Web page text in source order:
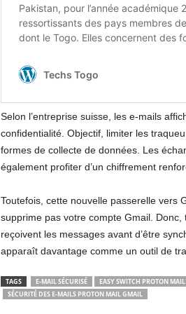
Selon l’entreprise suisse, les e-mails
confidentialité. Objectif, limiter les
formes de collecte de données. Les
également profiter d’un chiffrement
Toutefois, cette nouvelle passerelle vers
supprime pas votre compte Gmail.
reçoivent les messages avant d’être
apparaît davantage comme un outil de
TAGS E-MAIL SÉCURISÉ
EASY SWITCH PROTON MAIL
SÉCURITÉ DES E-MAILS PROTON MAIL GMAIL